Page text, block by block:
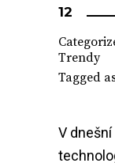
12
Trendy
Tagged
V